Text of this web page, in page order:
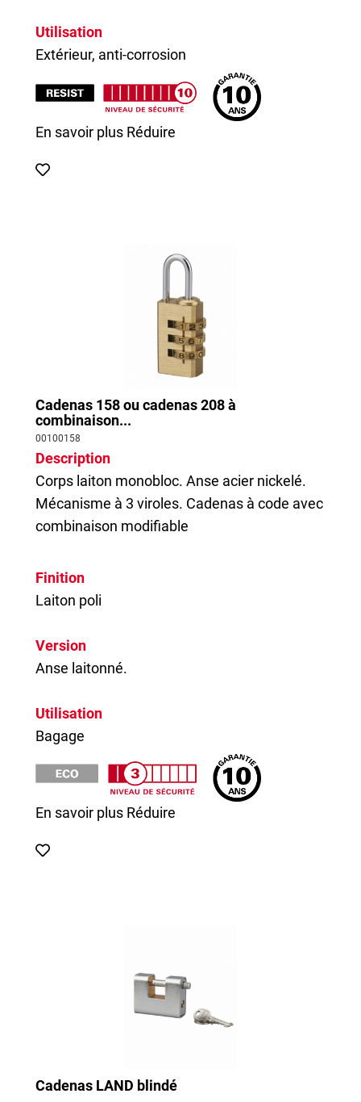
Utilisation
Extérieur, anti-corrosion
En savoir plus Réduire
Cadenas 158 ou cadenas 208 à
combinaison...
00100158
Description
Corps laiton monobloc. Anse acier nickelé.
Mécanisme à 3 viroles. Cadenas à code avec
combinaison modifiable
Finition
Laiton poli
Version
Anse laitonné.
Utilisation
Bagage
En savoir plus Réduire
Cadenas LAND blindé